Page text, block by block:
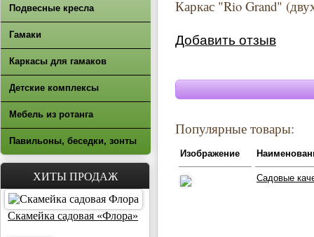
Подвесные кресла
Гамаки
Каркасы для гамаков
Детские комплексы
Мебель из ротанга
Павильоны, беседки, зонты
ХИТЫ ПРОДАЖ
Скамейка садовая «Флора»
Каркас "Rio Grand"
Добавить отзыв
Популярные товары:
Изображение
Садовые